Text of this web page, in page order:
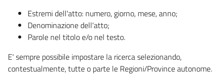
Estremi dell'atto: numero, giorno, mese, anno;
Denominazione dell'atto;
Parole nel titolo e/o nel testo.
E' sempre possibile impostare la ricerca selezionando,
contestualmente, tutte o parte le Regioni/Province autonome.